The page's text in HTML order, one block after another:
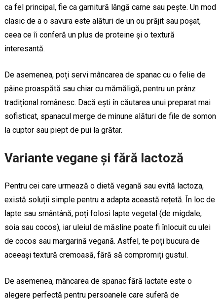
ca fel principal, fie ca garnitură lângă carne sau pește. Un mod
clasic de a o savura este alături de un ou prăjit sau poșat,
ceea ce îi conferă un plus de proteine și o textură
interesantă.
De asemenea, poți servi mâncarea de spanac cu o felie de
pâine proaspătă sau chiar cu mămăligă, pentru un prânz
tradițional românesc. Dacă ești în căutarea unui preparat mai
sofisticat, spanacul merge de minune alături de file de somon
la cuptor sau piept de pui la grătar.
Variante vegane și fără lactoză
Pentru cei care urmează o dietă vegană sau evită lactoza,
există soluții simple pentru a adapta această rețetă. În loc de
lapte sau smântână, poți folosi lapte vegetal (de migdale,
soia sau cocos), iar uleiul de măsline poate fi înlocuit cu ulei
de cocos sau margarină vegană. Astfel, te poți bucura de
aceeași textură cremoasă, fără să compromiți gustul.
De asemenea, mâncarea de spanac fără lactate este o
alegere perfectă pentru persoanele care suferă de